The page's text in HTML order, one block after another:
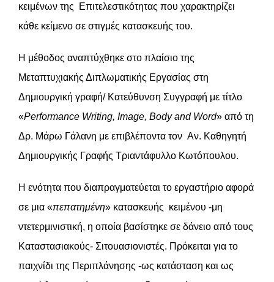
κειμένων της Επιτελεστικότητας που χαρακτηρίζει
κάθε κείμενο σε στιγμές κατασκευής του.
Η μέθοδος αναπτύχθηκε στο πλαίσιο της
Μεταπτυχιακής Διπλωματικής Εργασίας στη
Δημιουργική γραφή/ Κατεύθυνση Συγγραφή με τίτλο
«Performance Writing, Image, Body and Word» από τη
Δρ. Μάρω Γάλανη με επιβλέποντα τον Αν. Καθηγητή
Δημιουργικής Γραφής Τριαντάφυλλο Κωτόπουλου.
Η ενότητα που διαπραγματεύεται το εργαστήριο αφορά
σε μια «πεπατημένη» κατασκευής κειμένου -μη
ντετερμινιστική, η οποία βασίστηκε σε δάνειο από τους
Καταστασιακούς- Σιτουασιονιστές. Πρόκειται για το
παιχνίδι της Περιπλάνησης -ως κατάσταση και ως